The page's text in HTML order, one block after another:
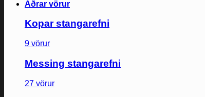
Aðrar vörur
Kopar stangarefni
9 vörur
Messing stangarefni
27 vörur